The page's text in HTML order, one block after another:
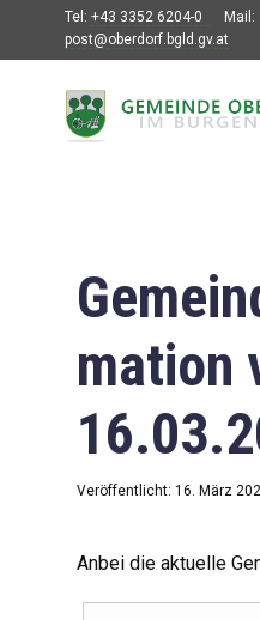
Tel: +43 3352 6204-0
Mail:
post@oberdorf.bgld.gv.at
Willkommen
Gemeindeamt
Gemeinderat
Bildung
Vereine
mation
Veröffentlicht: 16. März
Anbei die aktuelle